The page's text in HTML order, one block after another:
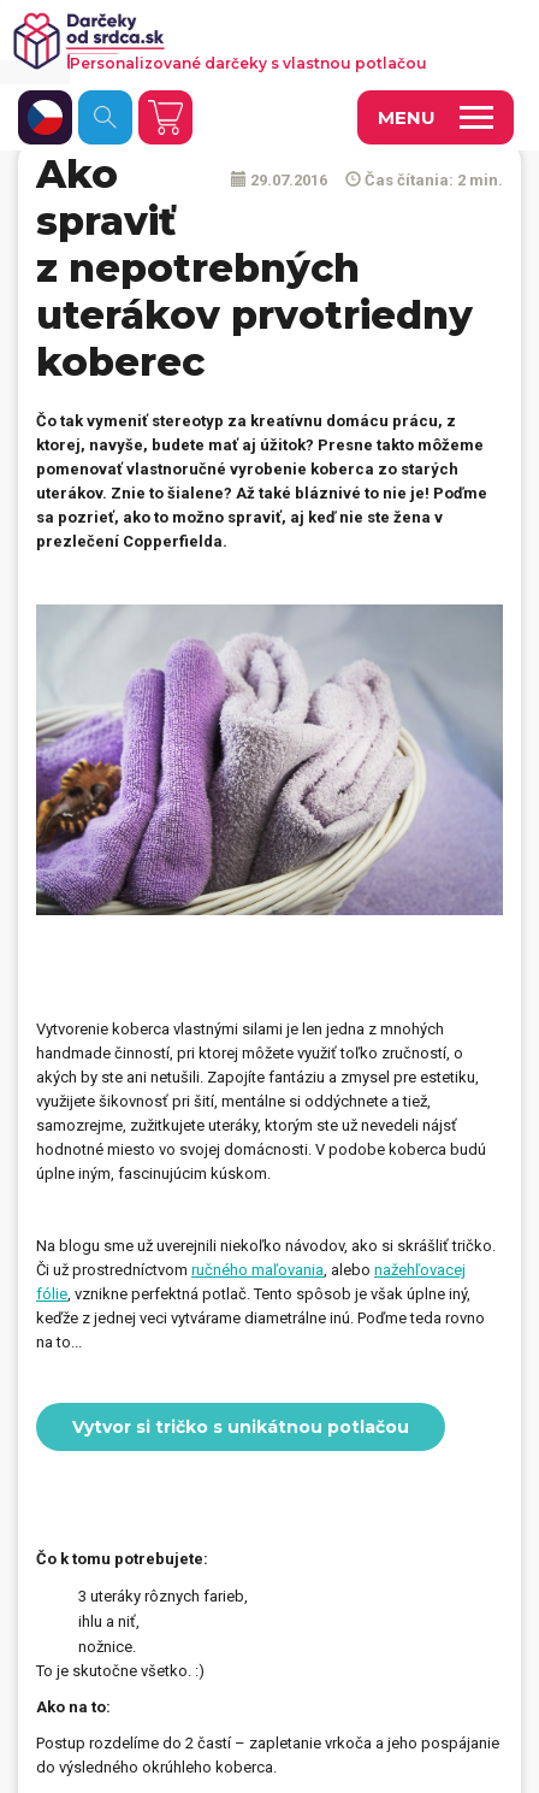
MENU
Fotoobrazy a dekorácie
Hrnčeky a keramika
Kalendáre
Fotoknihy a fotozošity
Personalizované hry
Tričká a odevy
Vankúše a iný textil
Tašky, vaky, ruksaky
PO-PIA 7:30 - 17:00
0850 11 15 16
napíšte nám
faxcopy@faxcopy.sk
Úvod Produkty
Novinky Blog
Kontakty
Personalizované darčeky s vlastnou potlačou
29.07.2016 Čas čítania: 2 min.
Ako
spraviť
z nepotrebných
uterákov prvotriedny
koberec
Čo tak vymeniť stereotyp za kreatívnu domácu prácu, z
ktorej, navyše, budete mať aj úžitok? Presne takto môžeme
pomenovať vlastnoručné vyrobenie koberca zo starých
uterákov. Znie to šialene? Až také bláznivé to nie je! Poďme
sa pozrieť, ako to možno spraviť, aj keď nie ste žena v
prezlečení Copperfielda.
Vytvorenie koberca vlastnými silami je len jedna z mnohých
handmade činností, pri ktorej môžete využiť toľko zručností, o
akých by ste ani netušili. Zapojíte fantáziu a zmysel pre estetiku,
využijete šikovnosť pri šití, mentálne si oddýchnete a tiež,
samozrejme, zužitkujete uteráky, ktorým ste už nevedeli nájsť
hodnotné miesto vo svojej domácnosti. V podobe koberca budú
úplne iným, fascinujúcim kúskom.
Na blogu sme už uverejnili niekoľko návodov, ako si skrášliť tričko.
Či už prostredníctvom ručného maľovania, alebo nažehľovacej
fólie, vznikne perfektná potlač. Tento spôsob je však úplne iný,
keďže z jednej veci vytvárame diametrálne inú. Poďme teda rovno
na to...
Vytvor si tričko s unikátnou potlačou
Čo k tomu potrebujete:
3 uteráky rôznych farieb,
ihlu a niť,
nožnice.
To je skutočne všetko. :)
Ako na to:
Postup rozdelíme do 2 častí – zapletanie vrkoča a jeho pospájanie
do výsledného okrúhleho koberca.